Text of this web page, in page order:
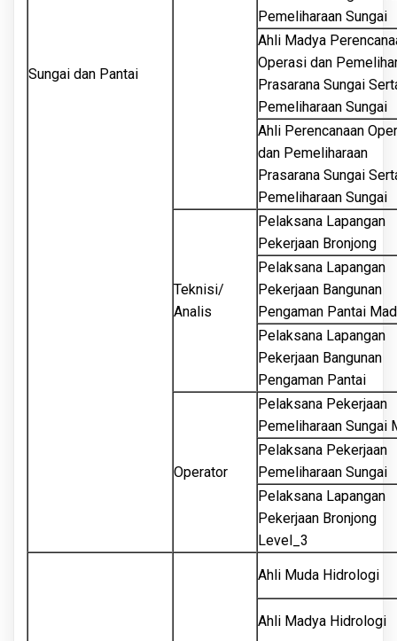
Sungai dan Pantai
Pemeliharaan Sungai
Ahli Madya
Operasi dan
Prasarana Sungai
Pemeliharaan Sungai
Ahli Perencanaan
dan Pemeliharaan
Prasarana Sungai
Pemeliharaan Sungai
Teknisi/
Analis
Pelaksana Lapangan
Pekerjaan Bronjong
Pelaksana Lapangan
Pekerjaan Bangunan
Pengaman Pantai
Pelaksana Lapangan
Pekerjaan Bangunan
Pengaman Pantai
Operator
Pelaksana Pekerjaan
Pemeliharaan Sungai
Pelaksana Pekerjaan
Pemeliharaan Sungai
Pelaksana Lapangan
Pekerjaan Bronjong
Level_3
Ahli Muda Hidrologi
Ahli Madya Hidrologi